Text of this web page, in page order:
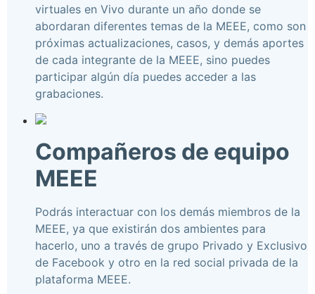
virtuales en Vivo durante un año donde se
abordaran diferentes temas de la MEEE, como son
próximas actualizaciones, casos, y demás aportes
de cada integrante de la MEEE, sino puedes
participar algún día puedes acceder a las
grabaciones.
Compañeros de equipo
MEEE
Podrás interactuar con los demás miembros de la
MEEE, ya que existirán dos ambientes para
hacerlo, uno a través de grupo Privado y Exclusivo
de Facebook y otro en la red social privada de la
plataforma MEEE.